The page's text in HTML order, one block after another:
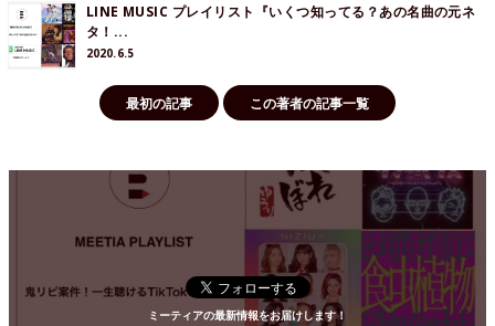
LINE MUSIC プレイリスト『いくつ知ってる？あの名曲の元ネ
タ！...
2020.6.5
最初の記事 この著者の記事一覧
ミーティアの最新情報をお届けします！